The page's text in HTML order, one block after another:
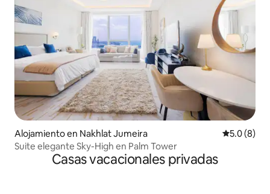
Alojamiento en Nakhlat Jumeira
5.0 (8)
Suite elegante Sky-High en Palm Tower
Casas vacacionales privadas